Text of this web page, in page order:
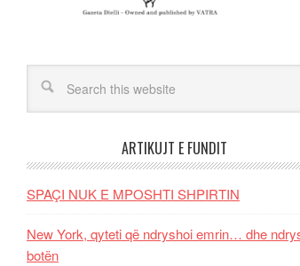
ARTIKUJT E FUNDIT
SPAÇI NUK E MPOSHTI SHPIRTIN
New York, qyteti që ndryshoi emrin… dhe
botën